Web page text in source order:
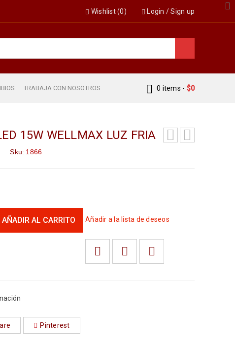
Login /Sign up
Wishlist (0)
TRABAJA CON NOSOTROS 0 items - $0
15W WELLMAX LUZ FRIA
Sku: 1866
AÑADIR AL CARRITO Añadir a la lista de deseos
Pinterest